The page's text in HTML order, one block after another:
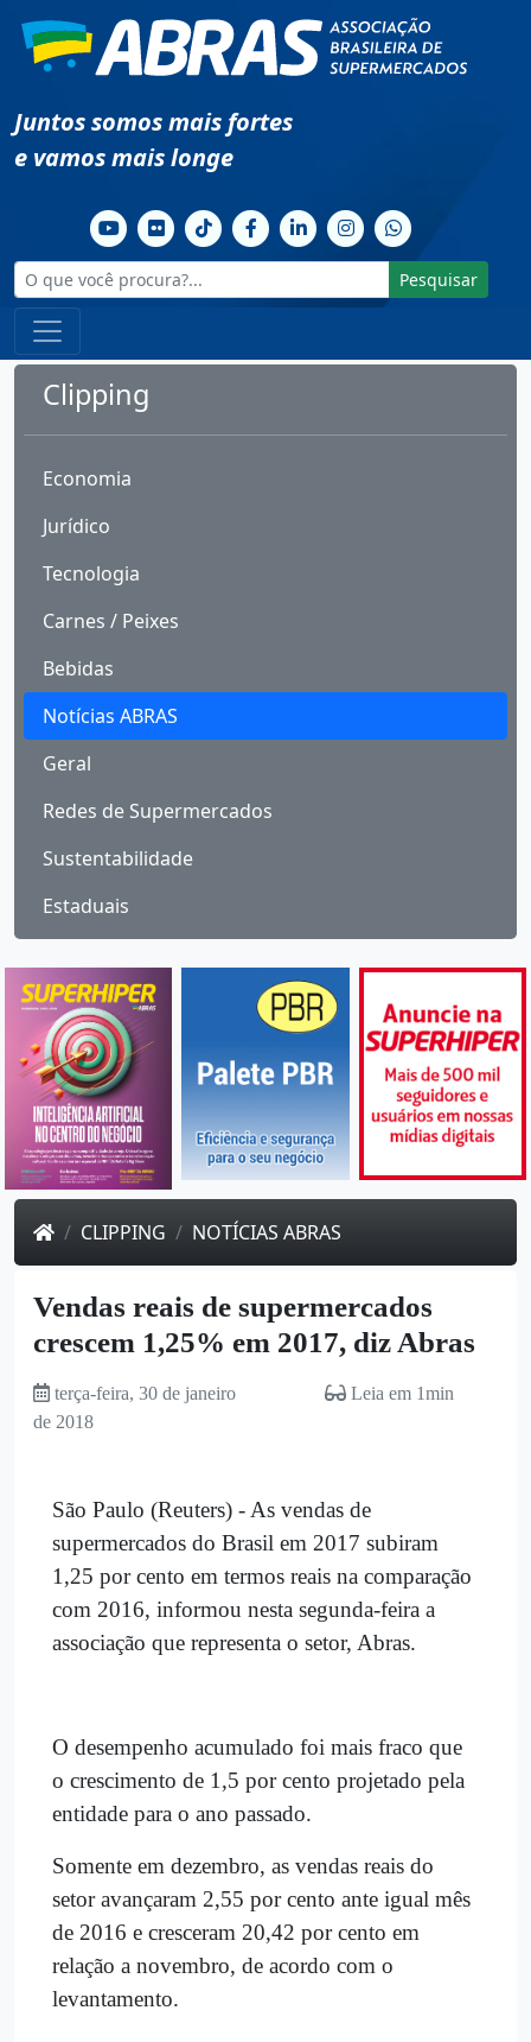
Juntos somos mais fortes
e vamos mais longe
Pesquisar
Clipping
Economia
Jurídico
Tecnologia
Carnes / Peixes
Bebidas
Notícias ABRAS
Geral
Redes de Supermercados
Sustentabilidade
Estaduais
CLIPPING NOTÍCIAS ABRAS
Vendas reais de supermercados
crescem 1,25% em 2017, diz Abras
terça-feira, 30 de janeiro
de 2018
Leia em 1min
São Paulo (Reuters) - As vendas de
supermercados do Brasil em 2017 subiram
1,25 por cento em termos reais na comparação
com 2016, informou nesta segunda-feira a
associação que representa o setor, Abras.
O desempenho acumulado foi mais fraco que
o crescimento de 1,5 por cento projetado pela
entidade para o ano passado.
Somente em dezembro, as vendas reais do
setor avançaram 2,55 por cento ante igual mês
de 2016 e cresceram 20,42 por cento em
relação a novembro, de acordo com o
levantamento.